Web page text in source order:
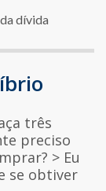
dívida
três
preciso
> Eu
se obtiver